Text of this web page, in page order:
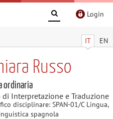
Login
IT EN
Russo
ordinaria
Interpretazione e Traduzione
disciplinare: SPAN-01/C Lingua,
spagnola